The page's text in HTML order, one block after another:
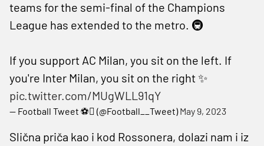
teams for the semi-final of the Champions
League has extended to the metro. 🚇
If you support AC Milan, you sit on the left. If
you're Inter Milan, you sit on the right ✨
pic.twitter.com/MUgWLL91qY
— Football Tweet ⚽ (@Football__Tweet)May 9, 2023
Slična priča kao i kod Rossonera, dolazi nam i iz